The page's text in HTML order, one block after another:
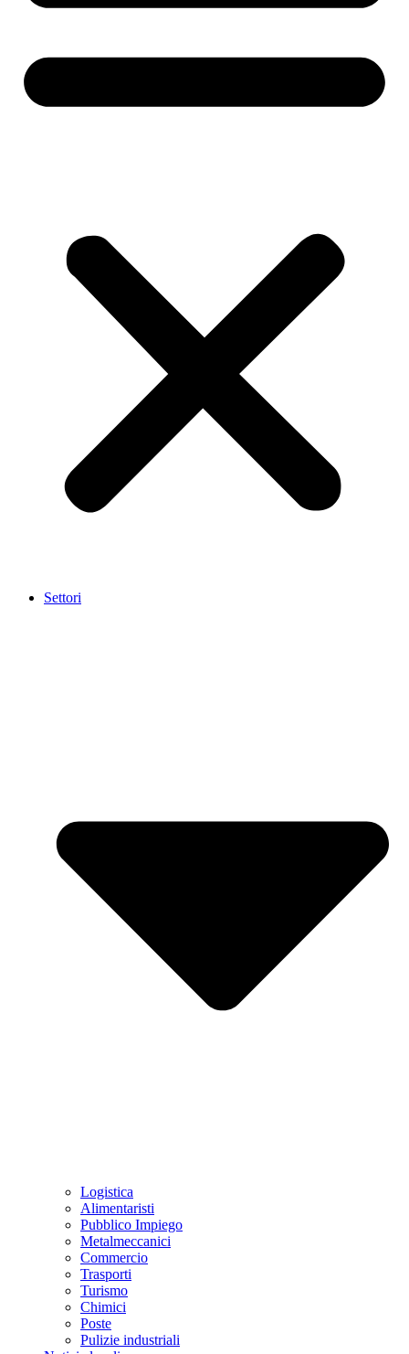
Settori
Logistica
Alimentaristi
Pubblico Impiego
Metalmeccanici
Commercio
Trasporti
Turismo
Chimici
Poste
Pulizie industriali